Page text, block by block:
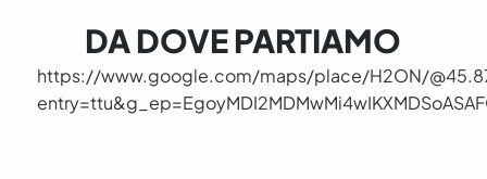
DA DOVE PARTIAMO
https://www.google.com/maps/place/H2ON/